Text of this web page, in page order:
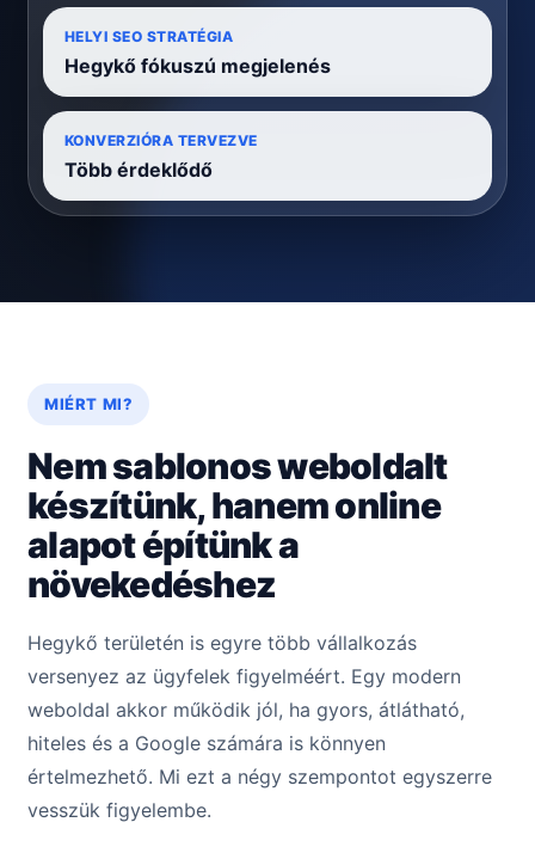
HELYI SEO STRATÉGIA
Hegykő fókuszú megjelenés
KONVERZIÓRA TERVEZVE
Több érdeklődő
MIÉRT MI?
Nem sablonos weboldalt
készítünk, hanem online
alapot építünk a
növekedéshez
Hegykő területén is egyre több vállalkozás
versenyez az ügyfelek figyelméért. Egy modern
weboldal akkor működik jól, ha gyors, átlátható,
hiteles és a Google számára is könnyen
értelmezhető. Mi ezt a négy szempontot egyszerre
vesszük figyelembe.